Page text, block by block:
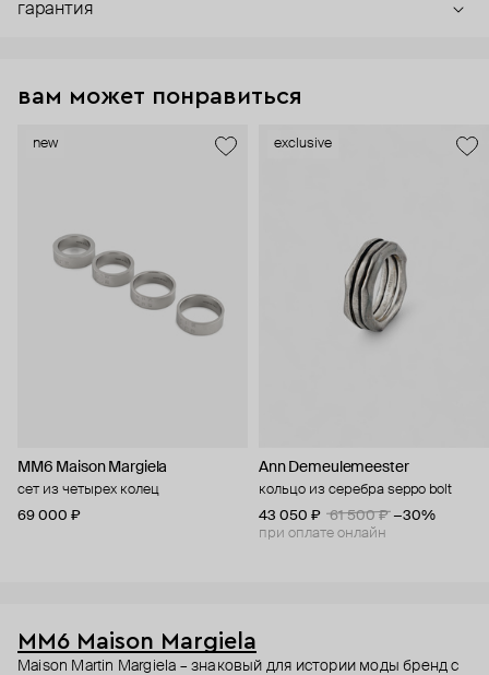
гарантия
вам может понравиться
new
MM6 Maison Margiela
сет из четырех колец
69 000 ₽
exclusive
Ann Demeulemeester
кольцо из серебра seppo bolt
43 050 ₽
61 500 ₽ −30%
при оплате онлайн
MM6 Maison Margiela
Maison Martin Margiela – знаковый для истории моды бренд с